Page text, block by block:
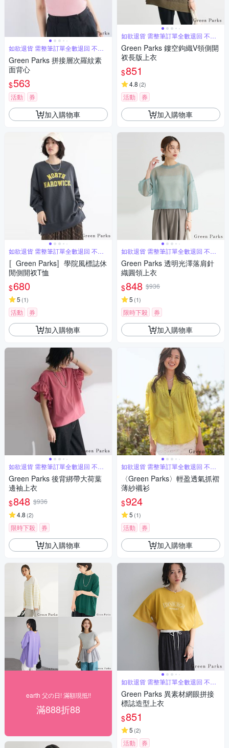
如欲退貨 需整筆訂單全數退回 不能
單退
Green Parks 拼接層次羅紋素
面背心
$563
活動 券
加入購物車
如欲退貨 需整筆訂單全數退回 不能
單退
〚Green Parks〛學院風標誌休
閒側開衩T恤
$680
5 (1)
活動 券
加入購物車
如欲退貨 需整筆訂單全數退回 不能
單退
Green Parks 後背綁帶大荷葉
邊袖上衣
$848 $936
4.8 (2)
限時下殺 券
加入購物車
earth 父の日! 滿額現抵!!
滿888折88
如欲退貨 需整筆訂單全數退回 不能
單退
Green Parks 鏤空鉤織V領側開
衩長版上衣
$851
4.8 (2)
活動 券
加入購物車
如欲退貨 需整筆訂單全數退回 不能
單退
Green Parks 透明光澤落肩針
織圓領上衣
$848 $936
5 (1)
限時下殺 券
加入購物車
如欲退貨 需整筆訂單全數退回 不能
單退
〈Green Parks〉輕盈透氣抓褶
薄紗襯衫
$924
5 (1)
活動 券
加入購物車
如欲退貨 需整筆訂單全數退回 不能
單退
Green Parks 異素材網眼拼接
標誌造型上衣
$851
5 (2)
活動 券